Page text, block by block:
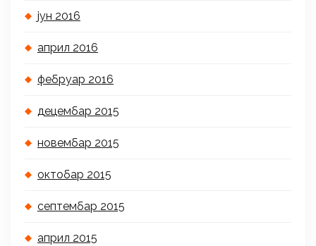
јун 2016
април 2016
фебруар 2016
децембар 2015
новембар 2015
октобар 2015
септембар 2015
април 2015